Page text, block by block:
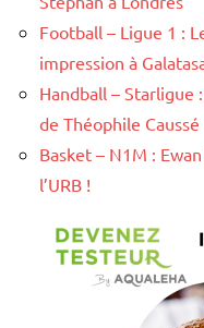
Football – Ligue 1 :
impression à
Handball – Starligue
de Théophile Caussé
Basket – N1M :
l’URB !